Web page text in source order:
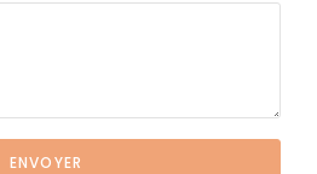
ENVOYER